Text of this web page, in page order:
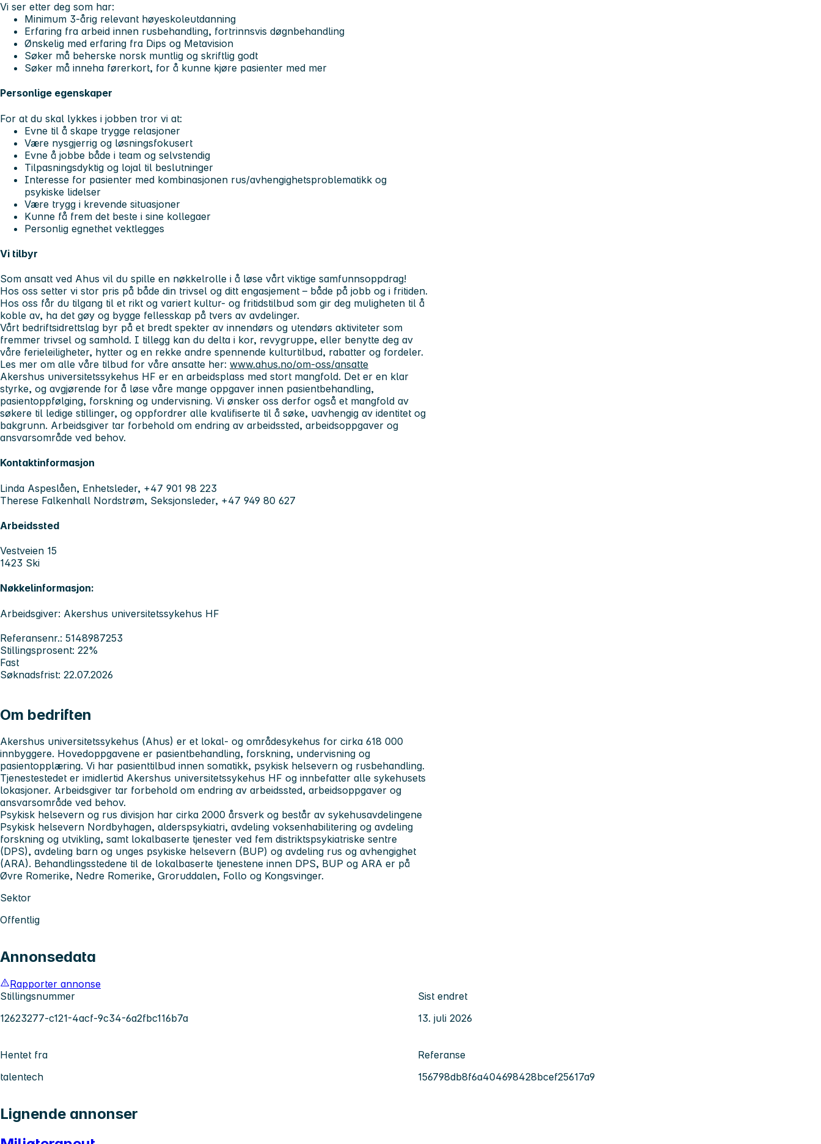
Vi ser etter deg som har:
Minimum 3-årig relevant høyeskoleutdanning
Erfaring fra arbeid innen rusbehandling, fortrinnsvis døgnbehandling
Ønskelig med erfaring fra Dips og Metavision
Søker må beherske norsk muntlig og skriftlig godt
Søker må inneha førerkort, for å kunne kjøre pasienter med mer
Personlige egenskaper
For at du skal lykkes i jobben tror vi at:
Evne til å skape trygge relasjoner
Være nysgjerrig og løsningsfokusert
Evne å jobbe både i team og selvstendig
Tilpasningsdyktig og lojal til beslutninger
Interesse for pasienter med kombinasjonen rus/avhengighetsproblematikk og
psykiske lidelser
Være trygg i krevende situasjoner
Kunne få frem det beste i sine kollegaer
Personlig egnethet vektlegges
Vi tilbyr
Som ansatt ved Ahus vil du spille en nøkkelrolle i å løse vårt viktige samfunnsoppdrag!
Hos oss setter vi stor pris på både din trivsel og ditt engasjement – både på jobb og i fritiden.
Hos oss får du tilgang til et rikt og variert kultur- og fritidstilbud som gir deg muligheten til å
koble av, ha det gøy og bygge fellesskap på tvers av avdelinger.
Vårt bedriftsidrettslag byr på et bredt spekter av innendørs og utendørs aktiviteter som
fremmer trivsel og samhold. I tillegg kan du delta i kor, revygruppe, eller benytte deg av
våre ferieleiligheter, hytter og en rekke andre spennende kulturtilbud, rabatter og fordeler.
Les mer om alle våre tilbud for våre ansatte her: www.ahus.no/om-oss/ansatte
Akershus universitetssykehus HF er en arbeidsplass med stort mangfold. Det er en klar
styrke, og avgjørende for å løse våre mange oppgaver innen pasientbehandling,
pasientoppfølging, forskning og undervisning. Vi ønsker oss derfor også et mangfold av
søkere til ledige stillinger, og oppfordrer alle kvalifiserte til å søke, uavhengig av identitet og
bakgrunn. Arbeidsgiver tar forbehold om endring av arbeidssted, arbeidsoppgaver og
ansvarsområde ved behov.
Kontaktinformasjon
Linda Aspeslåen, Enhetsleder, +47 901 98 223
Therese Falkenhall Nordstrøm, Seksjonsleder, +47 949 80 627
Arbeidssted
Vestveien 15
1423 Ski
Nøkkelinformasjon:
Arbeidsgiver: Akershus universitetssykehus HF
Referansenr.: 5148987253
Stillingsprosent: 22%
Fast
Søknadsfrist: 22.07.2026
Om bedriften
Akershus universitetssykehus (Ahus) er et lokal- og områdesykehus for cirka 618 000
innbyggere. Hovedoppgavene er pasientbehandling, forskning, undervisning og
pasientopplæring. Vi har pasienttilbud innen somatikk, psykisk helsevern og rusbehandling.
Tjenestestedet er imidlertid Akershus universitetssykehus HF og innbefatter alle sykehusets
lokasjoner. Arbeidsgiver tar forbehold om endring av arbeidssted, arbeidsoppgaver og
ansvarsområde ved behov.
Psykisk helsevern og rus divisjon har cirka 2000 årsverk og består av sykehusavdelingene
Psykisk helsevern Nordbyhagen, alderspsykiatri, avdeling voksenhabilitering og avdeling
forskning og utvikling, samt lokalbaserte tjenester ved fem distriktspsykiatriske sentre
(DPS), avdeling barn og unges psykiske helsevern (BUP) og avdeling rus og avhengighet
(ARA). Behandlingsstedene til de lokalbaserte tjenestene innen DPS, BUP og ARA er på
Øvre Romerike, Nedre Romerike, Groruddalen, Follo og Kongsvinger.
Sektor
Offentlig
Annonsedata
Rapporter annonse
Stillingsnummer
12623277-c121-4acf-9c34-6a2fbc116b7a
Sist endret
13. juli 2026
Hentet fra
talentech
Referanse
156798db8f6a404698428bcef25617a9
Lignende annonser